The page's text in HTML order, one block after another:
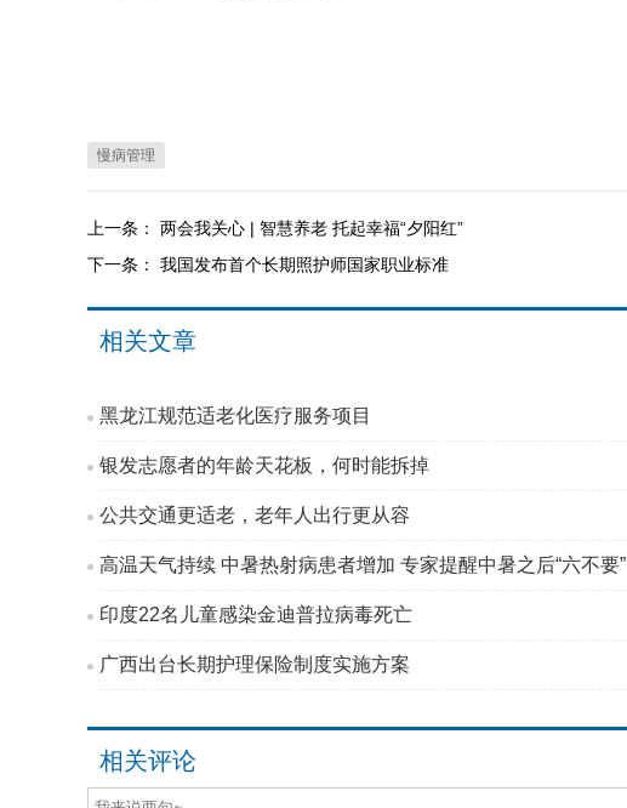
慢病管理
上一条： 两会我关心 | 智慧养老 托起幸福“夕阳红”
下一条： 我国发布首个长期照护师国家职业标准
相关文章
黑龙江规范适老化医疗服务项目
银发志愿者的年龄天花板，何时能拆掉
公共交通更适老，老年人出行更从容
高温天气持续 中暑热射病患者增加 专家提醒中暑之后“六不要”
印度22名儿童感染金迪普拉病毒死亡
广西出台长期护理保险制度实施方案
相关评论